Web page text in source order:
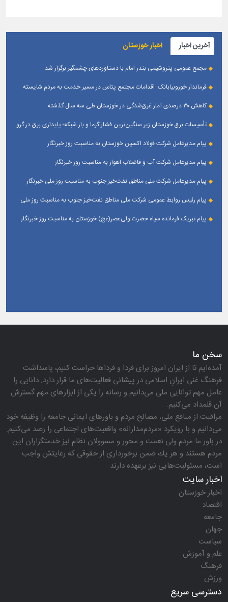
آخرین اخبار اخبار خوزستان
مجمع عمومی پتروشیمی بندر امام با دستاوردهای چشمگیر برگزار شد
فرماندار خوروبیابانک: اقدامات مجتمع پتاس در مسیر خدمت به مردم شایسته
کاهش ۳۰ درصدی آمار غرق‌شدگی در خوزستان طی سه سال گذشته
تأسیسات برق خوزستان زیر سنگین‌ترین فشار گرما و بار شبکه؛ پایداری برق در گرو
پیام مدیرعامل شرکت فولاد اکسین خوزستان به مناسبت روز خبرنگار
پیام مدیرعامل شرکت آب و فاضلاب اهواز به مناسبت روز خبرنگار
پیام مدیرعامل شركت ملی مناطق نفت‌خیز جنوب به مناسبت روز ملی خبرنگار
پیام رئیس روابط عمومی شركت ملی مناطق نفت‌خیز جنوب به مناسبت روز ملی
پیام تبریک فرمانده سپاه حضرت ولی‌عصر(عج) خوزستان به مناسبت روز خبرنگار
سخن ما
آمده‌ایم تا از ایران امروز برای فردا و فرداها حراست كنیم، پاسداشت
فرهنگ غنی ایرانِ اسلامی در پیشانی فعالیت‌های ما قرار دارد. دانایی را
عامل مهم توانایی ملی می‌دانیم و رسانه را یكی از ابزارهای مهم گسترش
آن قلمداد می‌كنیم.
مراقبت از منافع ملی، مصالح مردم و باورهای ایمانی جامعه را وظیفه خود
می‌دانیم و با رویكرد «مردم‌مدارانه‌» واقعیت‌های اجتماعی را رصد می‌كنیم.
در باور ما مردم ولی نعمت و محور و مسوولان نظام نیز خدمتگزاران این
مردم هستند و هر یك ضمن برخورداری از حقوقی كه رعایتش واجب
است، مسئولیت‌هایی نیز برعهده دارند.
اخبار سایت
اخبار خوزستان
اقتصاد
جامعه
جهان
سیاست
علم و آموزش
فرهنگ
ورزش
دسترسی سریع